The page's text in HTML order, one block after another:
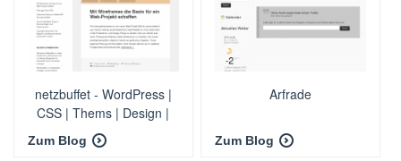
netzbuffet - WordPress |
CSS | Thems | Design |
Inspirationen für
Webworker
Zum Blog
Arfrade
Zum Blog